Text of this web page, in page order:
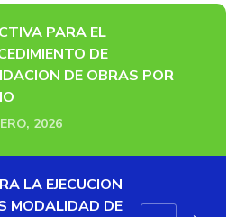
PARA EL
DE
DE OBRAS POR
2026
LA EJECUCION
MODALIDAD DE